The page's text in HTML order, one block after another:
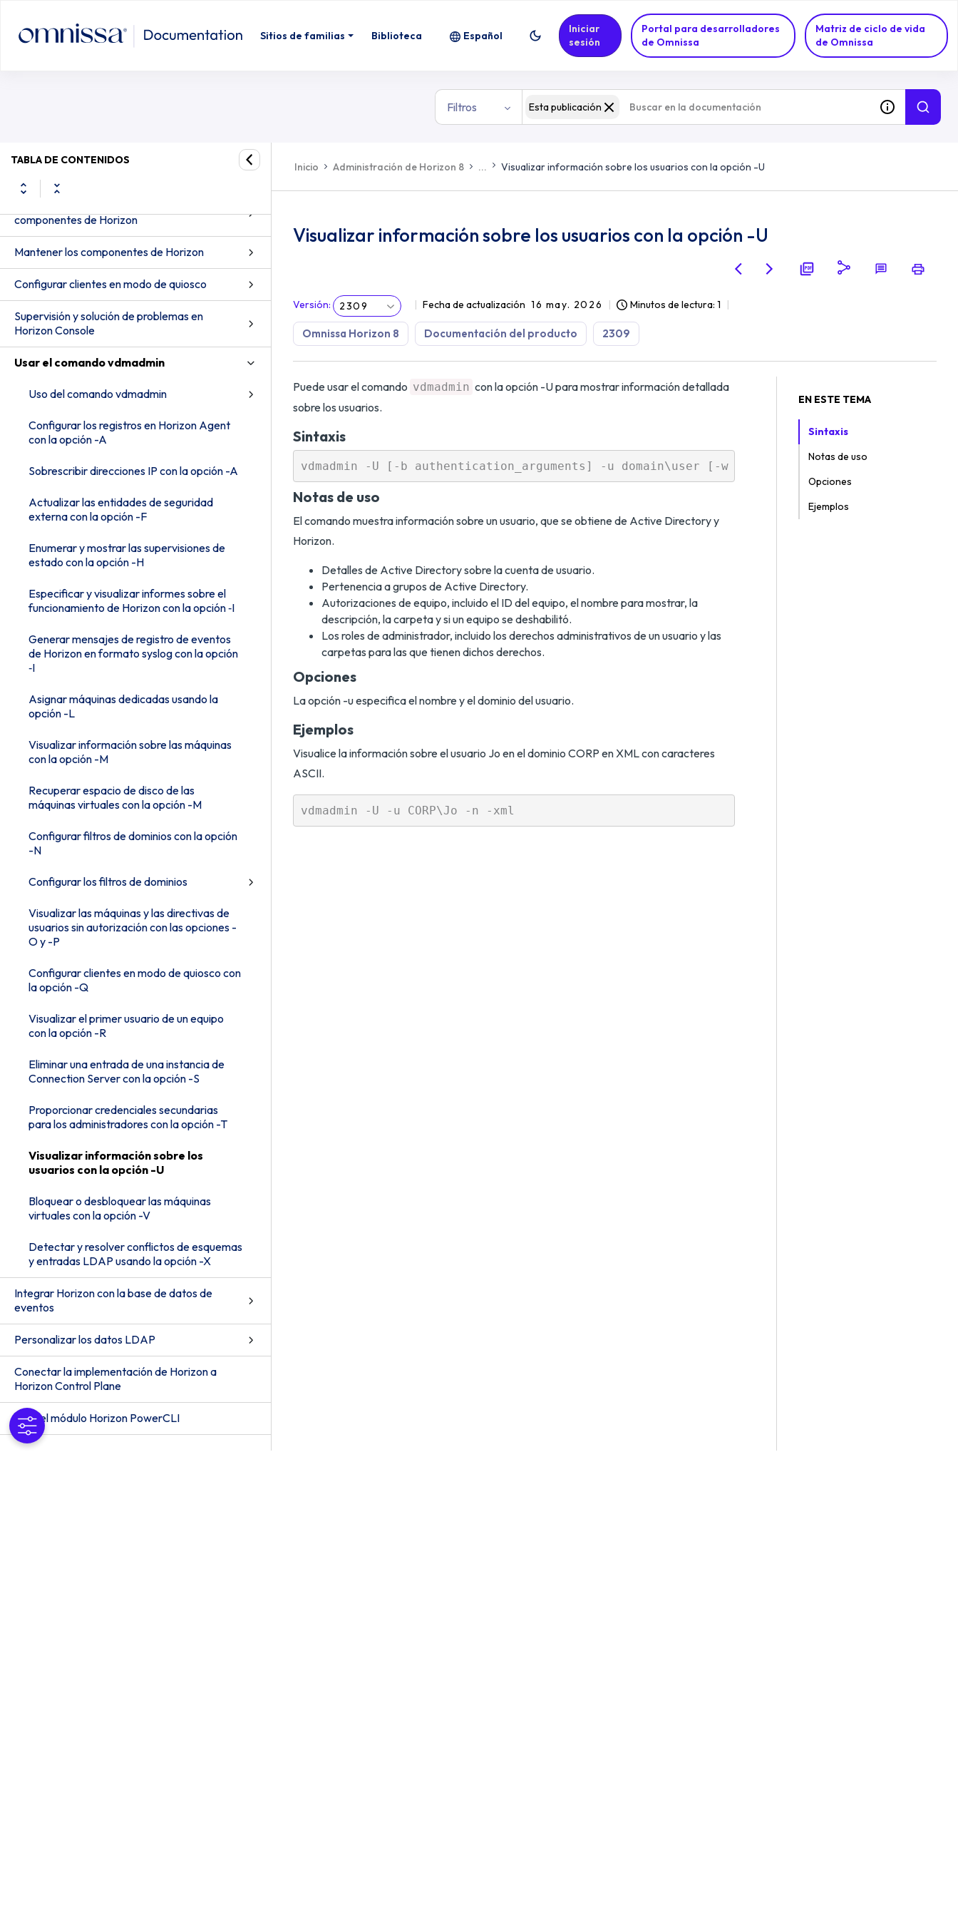
Sitios de familias Biblioteca
Portal para desarrolladores
de Omnissa
Matriz de ciclo de vida
de Omnissa
Español
Iniciar
sesión
Filtros Esta publicación
TABLA DE CONTENIDOS
Configurar otros tipos de autenticación de
Configurar la administración delegada basada
componentes de Horizon
Mantener los componentes de Horizon
Configurar clientes en modo de quiosco
Supervisión y solución de problemas en
Horizon Console
Usar el comando vdmadmin
Uso del comando vdmadmin
Configurar los registros en Horizon Agent
con la opción -A
Sobrescribir direcciones IP con la opción -A
Actualizar las entidades de seguridad
externa con la opción -F
Enumerar y mostrar las supervisiones de
estado con la opción -H
Especificar y visualizar informes sobre el
funcionamiento de Horizon con la opción ‑I
Generar mensajes de registro de eventos
de Horizon en formato syslog con la opción
‑I
Asignar máquinas dedicadas usando la
opción -L
Visualizar información sobre las máquinas
con la opción -M
Recuperar espacio de disco de las
máquinas virtuales con la opción -M
Configurar filtros de dominios con la opción
-N
Configurar los filtros de dominios
Visualizar las máquinas y las directivas de
usuarios sin autorización con las opciones -
O y -P
Configurar clientes en modo de quiosco con
la opción -Q
Visualizar el primer usuario de un equipo
con la opción -R
Eliminar una entrada de una instancia de
Connection Server con la opción -S
Proporcionar credenciales secundarias
para los administradores con la opción -T
Visualizar información sobre los
usuarios con la opción -U
Bloquear o desbloquear las máquinas
virtuales con la opción -V
Detectar y resolver conflictos de esquemas
y entradas LDAP usando la opción -X
Integrar Horizon con la base de datos de
eventos
Personalizar los datos LDAP
Conectar la implementación de Horizon a
Horizon Control Plane
Usar el módulo Horizon PowerCLI
Inicio Administración de Horizon 8 ... Visualizar información sobre los usuarios con la opción -U
Visualizar información sobre los usuarios con la opción -U
Versión: 2309 Fecha de actualización 16 may. 2026 Minutos de lectura: 1
Omnissa Horizon 8 Documentación del producto 2309
Puede usar el comando vdmadmin con la opción -U para mostrar información detallada
sobre los usuarios.
Sintaxis
Notas de uso
El comando muestra información sobre un usuario, que se obtiene de Active Directory y
Horizon.
Detalles de Active Directory sobre la cuenta de usuario.
Pertenencia a grupos de Active Directory.
Autorizaciones de equipo, incluido el ID del equipo, el nombre para mostrar, la
descripción, la carpeta y si un equipo se deshabilitó.
Los roles de administrador, incluido los derechos administrativos de un usuario y las
carpetas para las que tienen dichos derechos.
Opciones
La opción -u especifica el nombre y el dominio del usuario.
Ejemplos
Visualice la información sobre el usuario Jo en el dominio CORP en XML con caracteres
ASCII.
EN ESTE TEMA
Sintaxis
Notas de uso
Opciones
Ejemplos